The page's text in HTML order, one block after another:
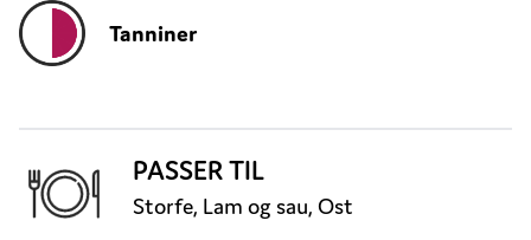
Tanniner
PASSER TIL
Storfe, Lam og sau, Ost